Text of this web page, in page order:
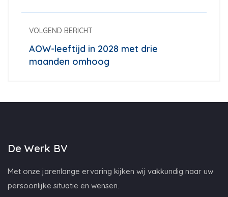
VOLGEND BERICHT
AOW-leeftijd in 2028 met drie
maanden omhoog
De Werk BV
Met onze jarenlange ervaring kijken wij vakkundig naar uw
persoonlijke situatie en wensen.